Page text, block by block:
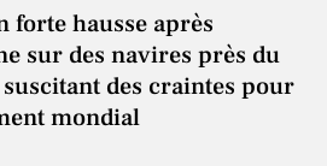
forte hausse après
sur des navires près du
des craintes pour
mondial